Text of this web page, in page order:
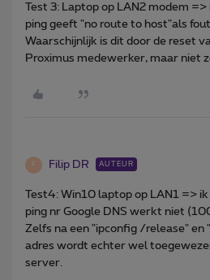
Test 3: Laptop op LAN2 modem
ping geeft "no route to host"als fout.
Waarschijnlijk is dit door de reset
Proximus medewerker, maar niet
F Filip DR AUTEUR
Test4: Win10 laptop op LAN1 =>
ping nr Google DNS werkt niet
Zelfs na een "ipconfig /release" en
adres wordt echter wel
server.